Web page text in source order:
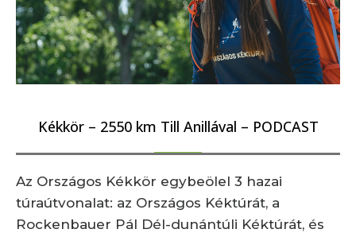
Kékkör – 2550 km Till Anillával – PODCAST
Az Országos Kékkör egybeölel 3 hazai
túraútvonalat: az Országos Kéktúrát, a
Rockenbauer Pál Dél-dunántúli Kéktúrát, és